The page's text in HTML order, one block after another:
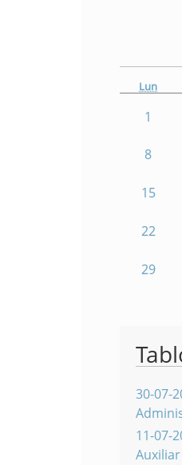
Lun
1
8
15
22
29
30-07-
11-07-